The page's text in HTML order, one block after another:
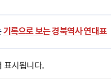
기록으로 보는 경북역사 연대표
표시됩니다.